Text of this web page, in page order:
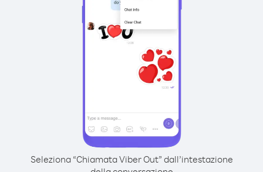
Seleziona “Chiamata Viber Out” dall’intestazione